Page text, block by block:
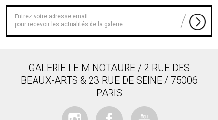
pour recevoir les actualités de la galerie
GALERIE LE MINOTAURE / 2 RUE DES
BEAUX-ARTS & 23 RUE DE SEINE / 75006
PARIS